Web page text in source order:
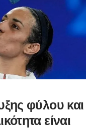
φύλου και
είναι